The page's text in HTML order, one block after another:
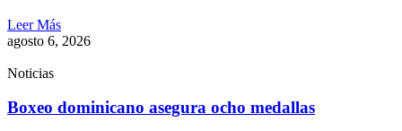
Leer Más
agosto 6, 2026
Noticias
Boxeo dominicano asegura ocho medallas